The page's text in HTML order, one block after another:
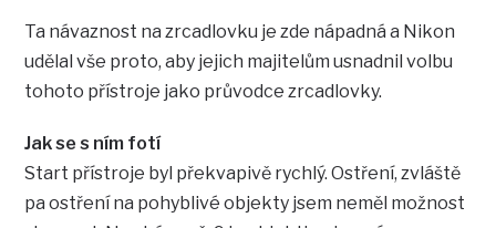
Ta návaznost na zrcadlovku je zde nápadná a Nikon
udělal vše proto, aby jejich majitelům usnadnil volbu
tohoto přístroje jako průvodce zrcadlovky.
Jak se s ním fotí
Start přístroje byl překvapivě rychlý. Ostření, zvláště
pa ostření na pohyblivé objekty jsem neměl možnost